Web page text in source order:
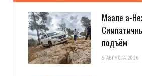
Маале а-
подъём
5 АВГУСТА 2026